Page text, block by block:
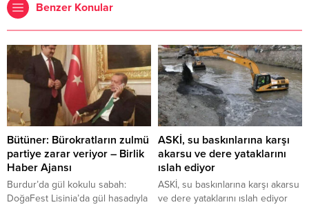
Benzer Konular
Bütüner: Bürokratların zulmü
partiye zarar veriyor – Birlik
Haber Ajansı
Burdur’da gül kokulu sabah:
DoğaFest Lisinia’da gül hasadıyla
ASKİ, su baskınlarına karşı
akarsu ve dere yataklarını
ıslah ediyor
ASKİ, su baskınlarına karşı akarsu
ve dere yataklarını ıslah ediyor